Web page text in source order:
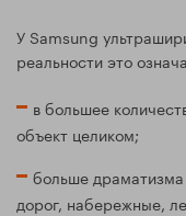
У Samsung
реальности это
в большее
объект целиком;
больше
дорог, набережные,